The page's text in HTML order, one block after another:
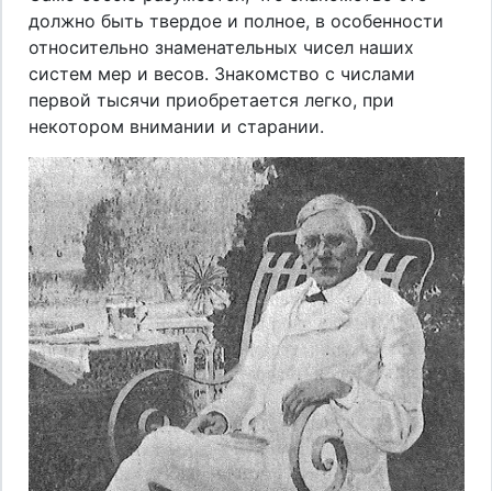
должно быть твердое и полное, в особенности
относительно знаменательных чисел наших
систем мер и весов. Знакомство с числами
первой тысячи приобретается легко, при
некотором внимании и старании.